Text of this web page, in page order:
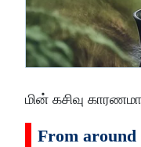
மின் கசிவு
From around